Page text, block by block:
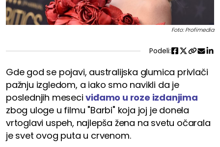
Foto: Profimedia
Podeli:
Gde god se pojavi, australijska glumica privlači
pažnju izgledom, a iako smo navikli da je
poslednjih meseciviđamo u roze izdanjima
zbog uloge u filmu "Barbi" koja joj je donela
vrtoglavi uspeh, najlepša žena na svetu očarala
je svet ovog puta u crvenom.